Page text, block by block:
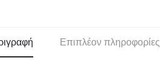
Επιπλέον πληροφορίες